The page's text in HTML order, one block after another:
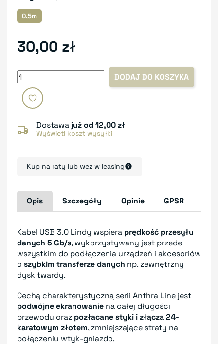
0,5m
30,00 zł
DODAJ DO KOSZYKA
Dostawa już od 12,00 zł
Wyświetl koszt wysyłki
Kup na raty lub weź w leasing
Opis Szczegóły Opinie GPSR
Kabel USB 3.0 Lindy wspiera prędkość przesyłu
danych 5 Gb/s, wykorzystywany jest przede
wszystkim do podłączenia urządzeń i akcesoriów
o szybkim transferze danych np. zewnętrzny
dysk twardy.
Cechą charakterystyczną serii Anthra Line jest
podwójne ekranowanie na całej długości
przewodu oraz pozłacane styki i złącza 24-
karatowym złotem, zmniejszające straty na
połączeniu wtyk-gniazdo.